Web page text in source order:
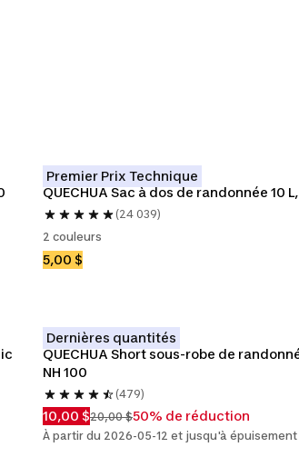
Premier Prix Technique
QUECHUA Sac à dos de randonnée 10
(24 039)
2 couleurs
5,00 $
Dernières quantités
QUECHUA Short sous-robe de
NH 100
(479)
10,00 $20,00 $50% de réduction
À partir du 2026-05-12 et jusqu'à